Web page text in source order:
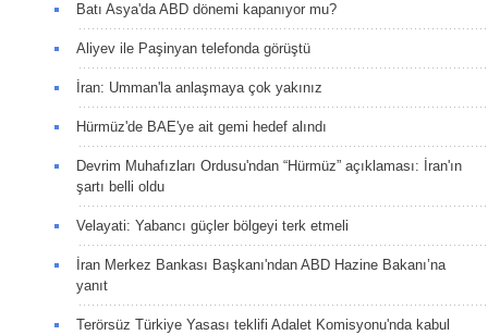
Batı Asya'da ABD dönemi kapanıyor mu?
Aliyev ile Paşinyan telefonda görüştü
İran: Umman'la anlaşmaya çok yakınız
Hürmüz'de BAE'ye ait gemi hedef alındı
Devrim Muhafızları Ordusu'ndan “Hürmüz” açıklaması: İran'ın
şartı belli oldu
Velayati: Yabancı güçler bölgeyi terk etmeli
İran Merkez Bankası Başkanı'ndan ABD Hazine Bakanı’na
yanıt
Terörsüz Türkiye Yasası teklifi Adalet Komisyonu'nda kabul